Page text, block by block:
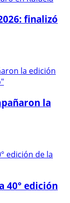
finalizó
la
40° edición